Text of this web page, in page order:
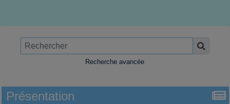
Recherche avancée
Présentation